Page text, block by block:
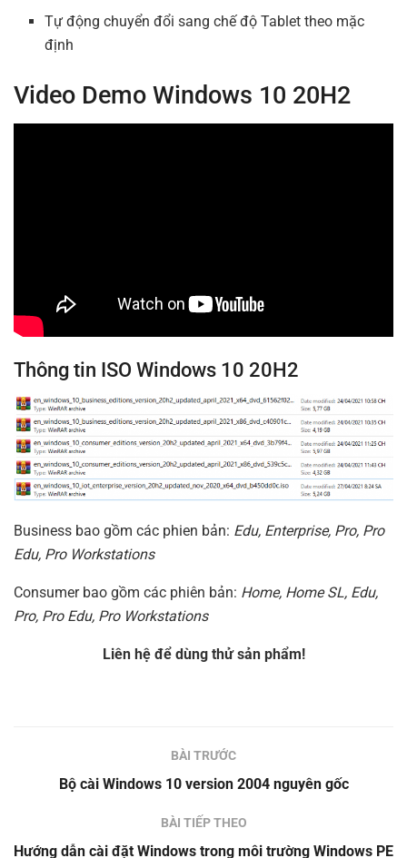
Tự động chuyển đổi sang chế độ Tablet theo mặc
định
Video Demo Windows 10 20H2
Thông tin ISO Windows 10 20H2
Business bao gồm các phien bản: Edu, Enterprise, Pro, Pro
Edu, Pro Workstations
Consumer bao gồm các phiên bản: Home, Home SL, Edu,
Pro, Pro Edu, Pro Workstations
Liên hệ để dùng thử sản phẩm!
BÀI TRƯỚC
Bộ cài Windows 10 version 2004 nguyên gốc
BÀI TIẾP THEO
Hướng dẫn cài đặt Windows trong môi trường Windows PE